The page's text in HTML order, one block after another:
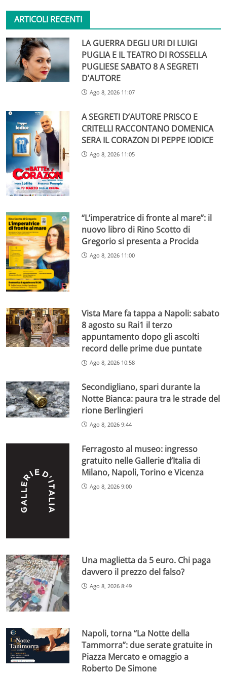
ARTICOLI RECENTI
LA GUERRA DEGLI URI DI LUIGI
PUGLIA E IL TEATRO DI ROSSELLA
PUGLIESE SABATO 8 A SEGRETI
D’AUTORE
Ago 8, 2026 11:07
A SEGRETI D’AUTORE PRISCO E
CRITELLI RACCONTANO DOMENICA
SERA IL CORAZON DI PEPPE IODICE
Ago 8, 2026 11:05
“L’imperatrice di fronte al mare”: il
nuovo libro di Rino Scotto di
Gregorio si presenta a Procida
Ago 8, 2026 11:00
Vista Mare fa tappa a Napoli: sabato
8 agosto su Rai1 il terzo
appuntamento dopo gli ascolti
record delle prime due puntate
Ago 8, 2026 10:58
Secondigliano, spari durante la
Notte Bianca: paura tra le strade del
rione Berlingieri
Ago 8, 2026 9:44
Ferragosto al museo: ingresso
gratuito nelle Gallerie d’Italia di
Milano, Napoli, Torino e Vicenza
Ago 8, 2026 9:00
Una maglietta da 5 euro. Chi paga
davvero il prezzo del falso?
Ago 8, 2026 8:49
Napoli, torna “La Notte della
Tammorra”: due serate gratuite in
Piazza Mercato e omaggio a
Roberto De Simone